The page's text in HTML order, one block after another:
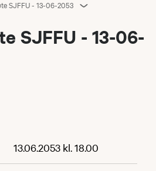
SJFFU - 13-06-2053
SJFFU - 13-06-
13.06.2053 kl. 18.00